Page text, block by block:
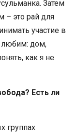
Затем
– это рай для
участие в
любим: дом,
как я не
Есть ли
группах